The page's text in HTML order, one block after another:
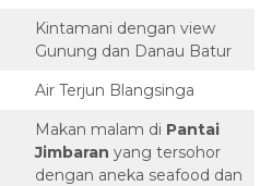
Kintamani dengan view
Gunung dan Danau Batur
Air Terjun Blangsinga
Makan malam di Pantai
Jimbaran yang tersohor
dengan aneka seafood dan